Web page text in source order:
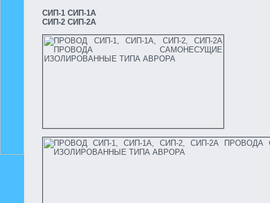
СИП-1 СИП-1А
СИП-2 СИП-2А